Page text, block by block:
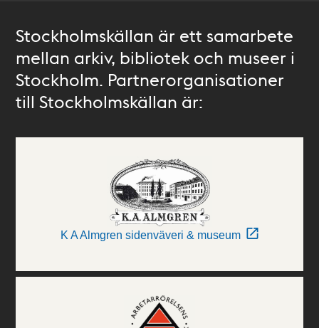
Stockholmskällan är ett samarbete
mellan arkiv, bibliotek och museer i
Stockholm. Partnerorganisationer
till Stockholmskällan är:
K A Almgren sidenväveri & museum